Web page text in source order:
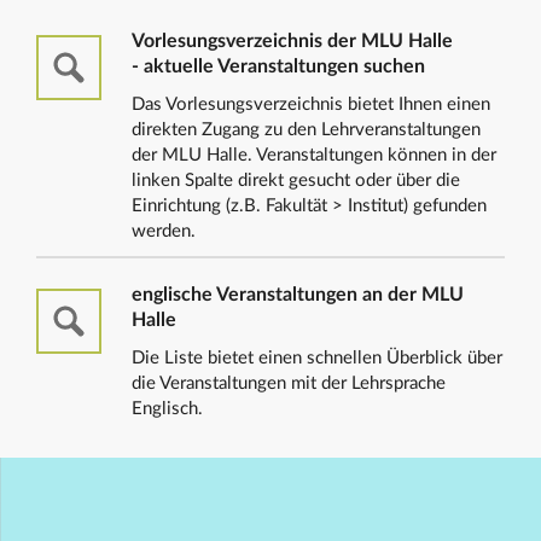
Vorlesungsverzeichnis der MLU Halle
- aktuelle Veranstaltungen suchen
Das Vorlesungsverzeichnis bietet Ihnen einen
direkten Zugang zu den Lehrveranstaltungen
der MLU Halle. Veranstaltungen können in der
linken Spalte direkt gesucht oder über die
Einrichtung (z.B. Fakultät > Institut) gefunden
werden.
englische Veranstaltungen an der MLU
Halle
Die Liste bietet einen schnellen Überblick über
die Veranstaltungen mit der Lehrsprache
Englisch.